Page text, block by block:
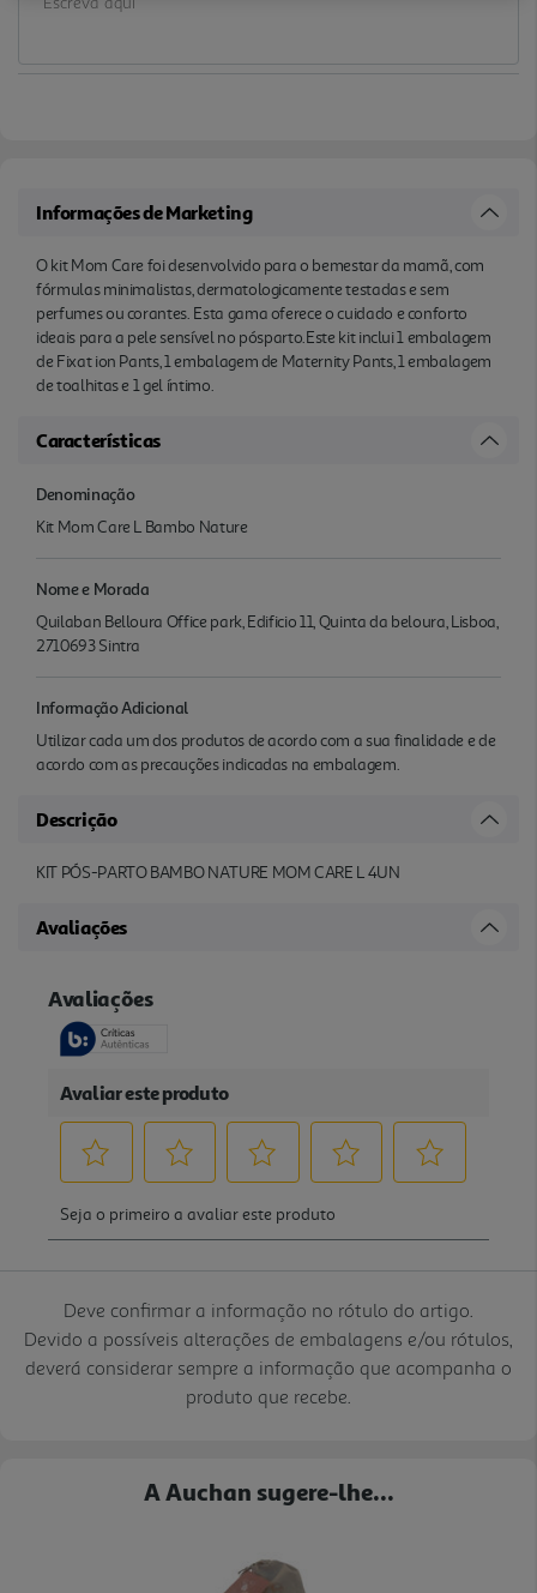
Informações de Marketing
O kit Mom Care foi desenvolvido para o bemestar da mamã, com
fórmulas minimalistas, dermatologicamente testadas e sem
perfumes ou corantes. Esta gama oferece o cuidado e conforto
ideais para a pele sensível no pósparto.Este kit inclui 1 embalagem
de Fixat ion Pants, 1 embalagem de Maternity Pants, 1 embalagem
de toalhitas e 1 gel íntimo.
Características
Denominação
Kit Mom Care L Bambo Nature
Nome e Morada
Quilaban Belloura Office park, Edificio 11, Quinta da beloura, Lisboa,
2710693 Sintra
Informação Adicional
Utilizar cada um dos produtos de acordo com a sua finalidade e de
acordo com as precauções indicadas na embalagem.
Descrição
KIT PÓS-PARTO BAMBO NATURE MOM CARE L 4UN
Avaliações
Deve confirmar a informação no rótulo do artigo.
Devido a possíveis alterações de embalagens e/ou rótulos,
deverá considerar sempre a informação que acompanha o
produto que recebe.
A Auchan sugere-lhe...